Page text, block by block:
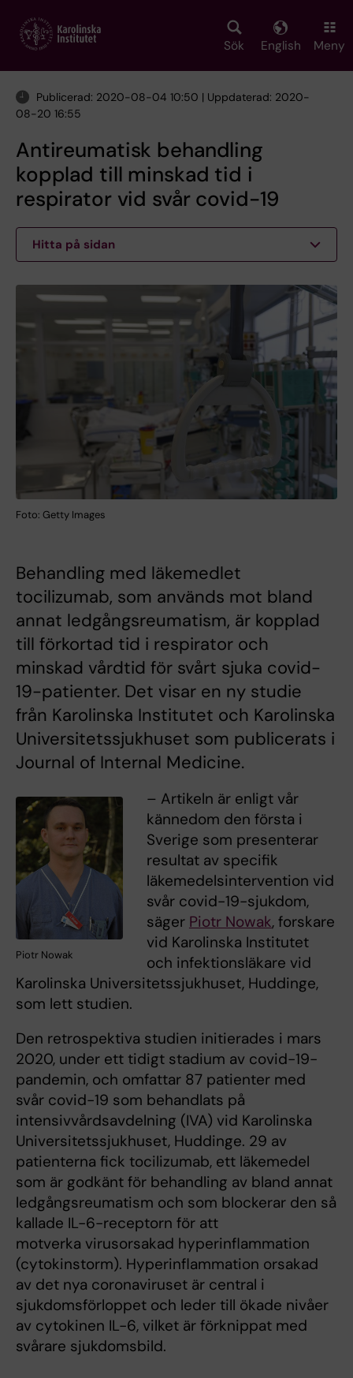
main
Sök English Meny
Publicerad: 2020-08-04 10:50 | Uppdaterad: 2020-
08-20 16:55
Antireumatisk behandling
kopplad till minskad tid i
respirator vid svår covid-19
Hitta på sidan
Foto: Getty Images
Behandling med läkemedlet
tocilizumab, som används mot bland
annat ledgångsreumatism, är kopplad
till förkortad tid i respirator och
minskad vårdtid för svårt sjuka covid-
19-patienter. Det visar en ny studie
från Karolinska Institutet och Karolinska
Universitetssjukhuset som publicerats i
Journal of Internal Medicine.
Piotr Nowak
– Artikeln är enligt vår
kännedom den första i
Sverige som presenterar
resultat av specifik
läkemedelsintervention vid
svår covid-19-sjukdom,
säger Piotr Nowak, forskare
vid Karolinska Institutet
och infektionsläkare vid
Karolinska Universitetssjukhuset, Huddinge,
som lett studien.
Den retrospektiva studien initierades i mars
2020, under ett tidigt stadium av covid-19-
pandemin, och omfattar 87 patienter med
svår covid-19 som behandlats på
intensivvårdsavdelning (IVA) vid Karolinska
Universitetssjukhuset, Huddinge. 29 av
patienterna fick tocilizumab, ett läkemedel
som är godkänt för behandling av bland annat
ledgångsreumatism och som blockerar den så
kallade IL-6-receptorn för att
motverka virusorsakad hyperinflammation
(cytokinstorm). Hyperinflammation orsakad
av det nya coronaviruset är central i
sjukdomsförloppet och leder till ökade nivåer
av cytokinen IL-6, vilket är förknippat med
svårare sjukdomsbild.